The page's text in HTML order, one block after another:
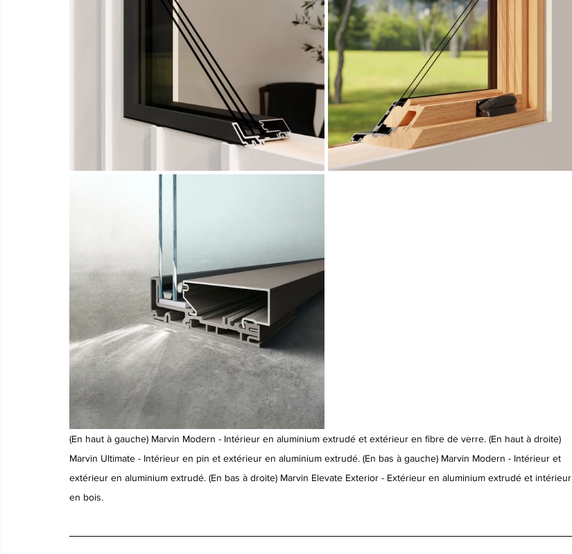
(En haut à gauche) Marvin Modern - Intérieur en aluminium extrudé et extérieur en fibre de verre. (En haut à droite)
Marvin Ultimate - Intérieur en pin et extérieur en aluminium extrudé. (En bas à gauche) Marvin Modern - Intérieur et
extérieur en aluminium extrudé. (En bas à droite) Marvin Elevate Exterior - Extérieur en aluminium extrudé et intérieur
en bois.